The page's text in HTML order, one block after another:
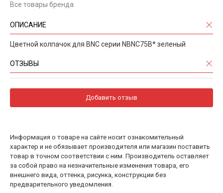
Все товары бренда
ОПИСАНИЕ
Цветной колпачок для BNC серии NBNC75B* зеленый
ОТЗЫВЫ
Добавить отзыв
Информация о товаре на сайте носит ознакомительный
характер и не обязывает производителя или магазин поставить
товар в точном соответствии с ним. Производитель оставляет
за собой право на незначительные изменения товара, его
внешнего вида, оттенка, рисунка, конструкции без
предварительного уведомления.